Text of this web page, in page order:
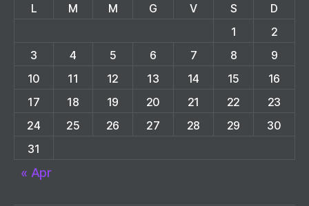
L
M M G V S
D
1
2
3
4 5 6 7 8
9
10
11 12 13 14 15
16
17
18 19 20 21 22
23
24
25 26 27 28 29
30
31
« Apr